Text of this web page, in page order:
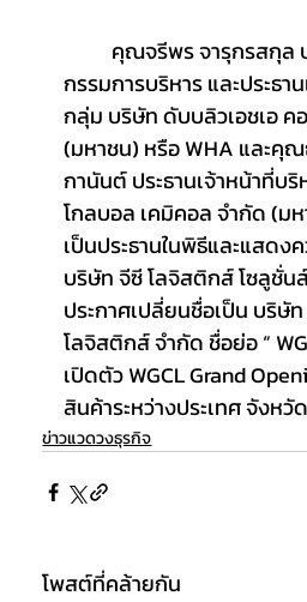
กรรมการบริหาร และประธา
กลุ่ม บริษัท ดับบลิวเอชเอ ค
(มหาชน) หรือ WHA และคุ
กานันต์ ประธานเจ้าหน้าที่บ
โกลบอล เคมิคอล จำกัด (ม
เป็นประธานในพิธีและแสดง
บริษัท จีซี โลจิสติกส์ โซลูชั่น
ประกาศเปลี่ยนชื่อเป็น บริษั
โลจิสติกส์ จำกัด ชื่อย่อ “
เปิดตัว WGCL Grand
สินค้าระหว่างประเทศ จังหวั
ข่าวแวดวงธุรกิจ
โพสต์ที่คล้ายกัน